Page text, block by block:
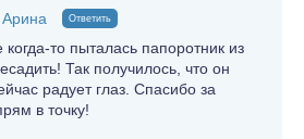
Ответить
то пыталась папоротник из
Так получилось, что он
радует глаз. Спасибо за
в точку!